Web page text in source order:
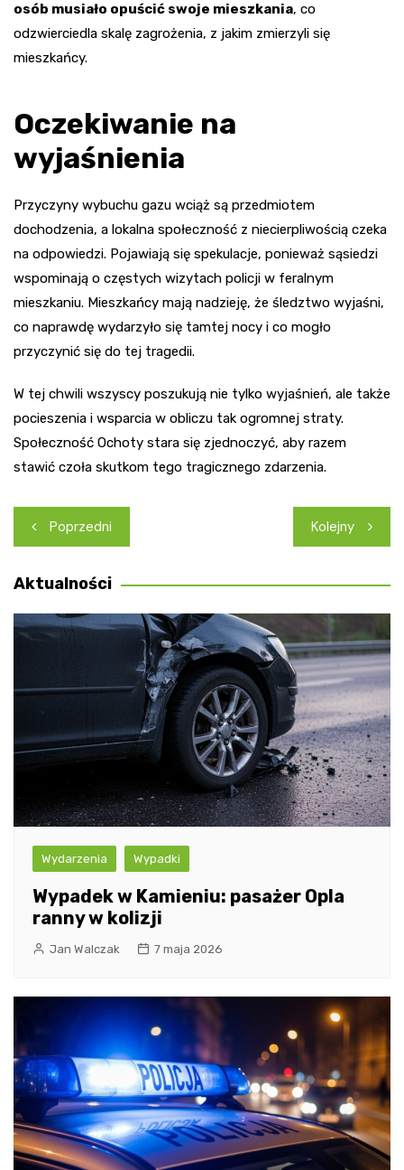
osób musiało opuścić swoje mieszkania, co
odzwierciedla skalę zagrożenia, z jakim zmierzyli się
mieszkańcy.
Oczekiwanie na
wyjaśnienia
Przyczyny wybuchu gazu wciąż są przedmiotem
dochodzenia, a lokalna społeczność z niecierpliwością czeka
na odpowiedzi. Pojawiają się spekulacje, ponieważ sąsiedzi
wspominają o częstych wizytach policji w feralnym
mieszkaniu. Mieszkańcy mają nadzieję, że śledztwo wyjaśni,
co naprawdę wydarzyło się tamtej nocy i co mogło
przyczynić się do tej tragedii.
W tej chwili wszyscy poszukują nie tylko wyjaśnień, ale także
pocieszenia i wsparcia w obliczu tak ogromnej straty.
Społeczność Ochoty stara się zjednoczyć, aby razem
stawić czoła skutkom tego tragicznego zdarzenia.
Nawigacja
wpisu
Poprzedni Kolejny
Aktualności
Wydarzenia Wypadki
Wypadek w Kamieniu: pasażer Opla
ranny w kolizji
Jan Walczak 7 maja 2026